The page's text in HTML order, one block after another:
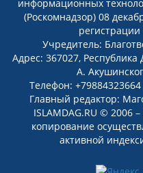
информационных
(Роскомнадзор) 08
Учредитель:
Адрес: 367027,
А.
Телефон:
Главный редактор:
ISLAMDAG.RU © 2006
копирование
активной